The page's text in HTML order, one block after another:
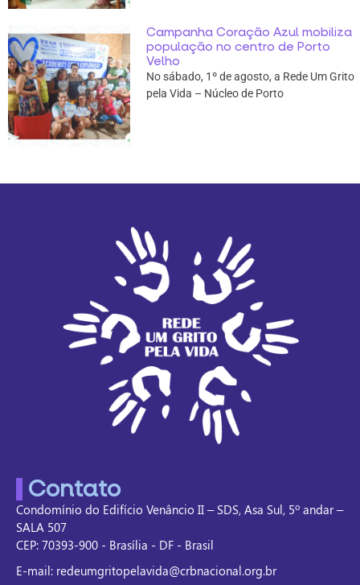
Campanha Coração Azul mobiliza
população no centro de Porto
Velho
No sábado, 1º de agosto, a Rede Um Grito
pela Vida – Núcleo de Porto
Contato
Condomínio do Edifício Venâncio II – SDS, Asa Sul, 5º andar –
SALA 507
CEP: 70393-900 - Brasília - DF - Brasil
E-mail: redeumgritopelavida@crbnacional.org.br